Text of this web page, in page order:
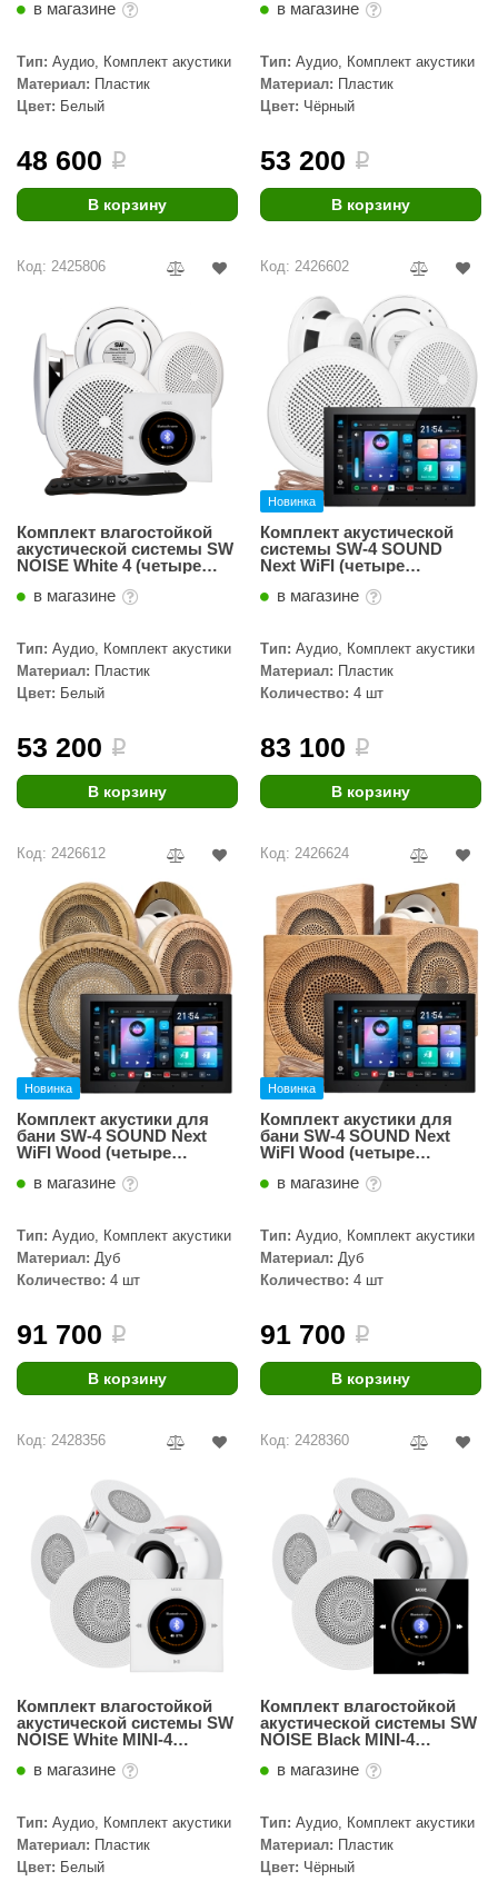
SAUNA
Термо
печи
тепла
камень
камень
ecology
в магазине
Тип: Аудио, Комплект акустики
Материал: Пластик
Цвет: Белый
48 600 i
В корзину
в магазине
Тип: Аудио, Комплект акустики
Материал: Пластик
Цвет: Чёрный
53 200 i
В корзину
Код: 2425806
Комплект влагостойкой
акустической системы SW
NOISE White 4 (четыре
в магазине
Тип: Аудио, Комплект акустики
Материал: Пластик
Цвет: Белый
53 200 i
В корзину
Код: 2426602
Новинка
Комплект акустической
системы SW-4 SOUND
Next WiFI (четыре
в магазине
Тип: Аудио, Комплект акустики
Материал: Пластик
Количество: 4 шт
83 100 i
В корзину
Код: 2426612
Новинка
Комплект акустики для
бани SW-4 SOUND Next
WiFI Wood (четыре
в магазине
Тип: Аудио, Комплект акустики
Материал: Дуб
Количество: 4 шт
91 700 i
В корзину
Код: 2426624
Новинка
Комплект акустики для
бани SW-4 SOUND Next
WiFI Wood (четыре
в магазине
Тип: Аудио, Комплект акустики
Материал: Дуб
Количество: 4 шт
91 700 i
В корзину
Код: 2428356
Комплект влагостойкой
акустической системы SW
NOISE White MINI-4
в магазине
Тип: Аудио, Комплект акустики
Материал: Пластик
Цвет: Белый
Код: 2428360
Комплект влагостойкой
акустической системы SW
NOISE Black MINI-4
в магазине
Тип: Аудио, Комплект акустики
Материал: Пластик
Цвет: Чёрный